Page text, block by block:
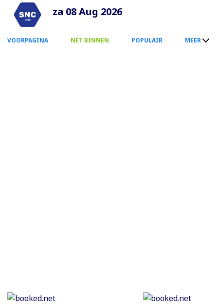
Overslaan
naar
inhoud
za 08 Aug 2026
0
Smartphone
VOORPAGINA NET BINNEN POPULAIR MEER